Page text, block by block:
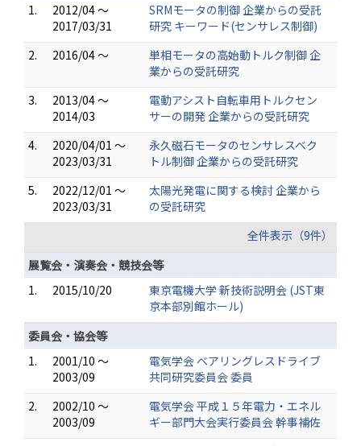
1.
2012/04 ～
2017/03/31
SRMモータの制御 企業からの受託
研究 キーワード(センサレス制御)
2.
2016/04 ～
単相モータの高始動トルク制御 企
業からの受託研究
3.
2013/04 ～
2014/03
電動アシスト自転車用トルクセン
サーの開発 企業からの受託研究
4.
2020/04/01 ～
2023/03/31
永久磁石モータのセンサレスベク
トル制御 企業からの受託研究
5.
2022/12/01 ～
2023/03/31
太陽光発電に関する検討 企業から
の受託研究
全件表示（9件）
展覧会・演奏会・競技会等
1.
2015/10/20
東京電機大学 新技術説明会 (JST東
京本部別館ホール)
委員会・協会等
1.
2001/10 ～
2003/09
電気学会 ベアリングレスドライブ
共同研究委員会 委員
2.
2002/10 ～
2003/09
電気学会 平成１５年電力・エネル
ギー部門大会実行委員会 幹事補佐